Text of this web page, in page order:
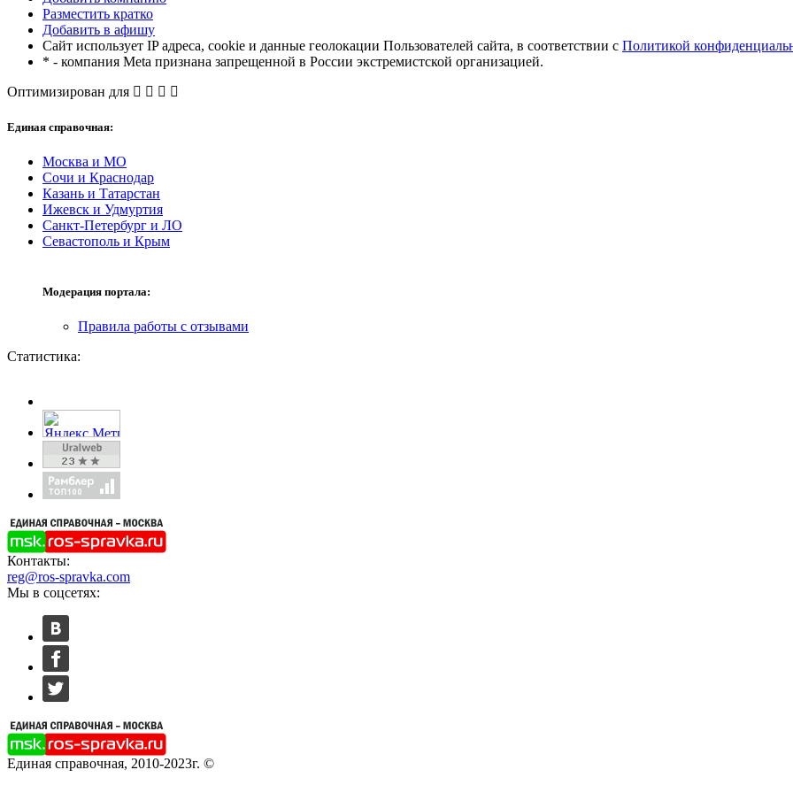
Разместить кратко
Добавить в афишу
Сайт использует IP адреса, cookie и данные геолокации Пользователей сайта, в соответствии с Политикой
* - компания Meta признана запрещенной в России экстремистской организацией.
Оптимизирован для
Единая справочная:
Москва и МО
Сочи и Краснодар
Казань и Татарстан
Ижевск и Удмуртия
Санкт-Петербург и ЛО
Севастополь и Крым
Модерация портала:
Правила работы с отзывами
Статистика:
Контакты:
reg@ros-spravka.com
Мы в соцсетях:
Единая справочная, 2010-2023г. ©